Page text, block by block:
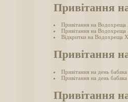
Привітання
Привітання на Водохреща
Привітання на Водохреща
Відкритки на Водохреща
Привітання
Привітання на день бабака
Привітання на день бабака
Привітання